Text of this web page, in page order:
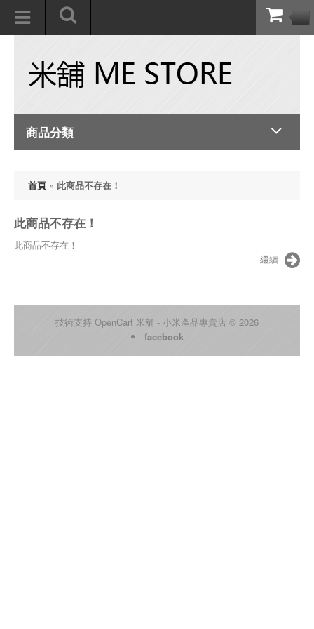
商品分類
首頁 » 此商品不存在！
此商品不存在！
此商品不存在！
繼續
技術支持 OpenCart 米舖 - 小米產品專賣店 © 2026
facebook